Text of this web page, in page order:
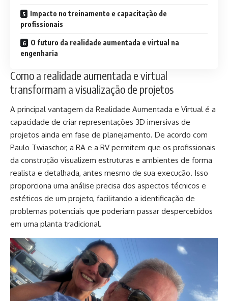
Impacto no treinamento e capacitação de
profissionais
O futuro da realidade aumentada e virtual na
engenharia
Como a realidade aumentada e virtual
transformam a visualização de projetos
A principal vantagem da Realidade Aumentada e Virtual é a
capacidade de criar representações 3D imersivas de
projetos ainda em fase de planejamento. De acordo com
Paulo Twiaschor, a RA e a RV permitem que os profissionais
da construção visualizem estruturas e ambientes de forma
realista e detalhada, antes mesmo de sua execução. Isso
proporciona uma análise precisa dos aspectos técnicos e
estéticos de um projeto, facilitando a identificação de
problemas potenciais que poderiam passar despercebidos
em uma planta tradicional.